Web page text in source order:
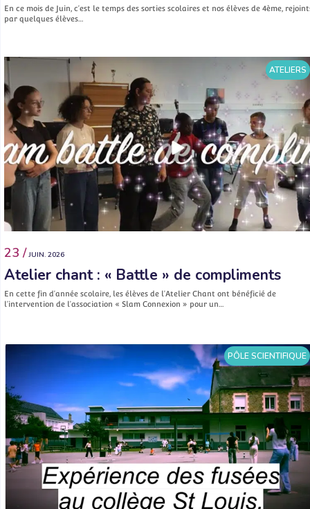
En ce mois de Juin, c’est le temps des sorties scolaires et nos élèves de 4ème,
par quelques élèves…
ATELIERS
23 / JUIN. 2026
Atelier chant : « Battle » de compliments
En cette fin d’année scolaire, les élèves de l’Atelier Chant ont bénéficié de
l’intervention de l’association « Slam Connexion » pour un…
PÔLE SCIENTIFIQUE